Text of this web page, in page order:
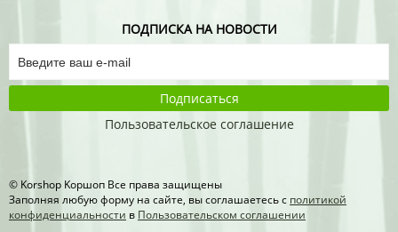
ПОДПИСКА НА НОВОСТИ
Подписаться
Пользовательское соглашение
© Korshop Koршоп Все права защищены
Заполняя любую форму на сайте, вы соглашаетесь с политикой
конфиденциальности в Пользовательском соглашении